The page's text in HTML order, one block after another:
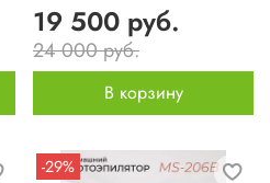
19 500 руб.
24 000 руб.
В корзину
-29%